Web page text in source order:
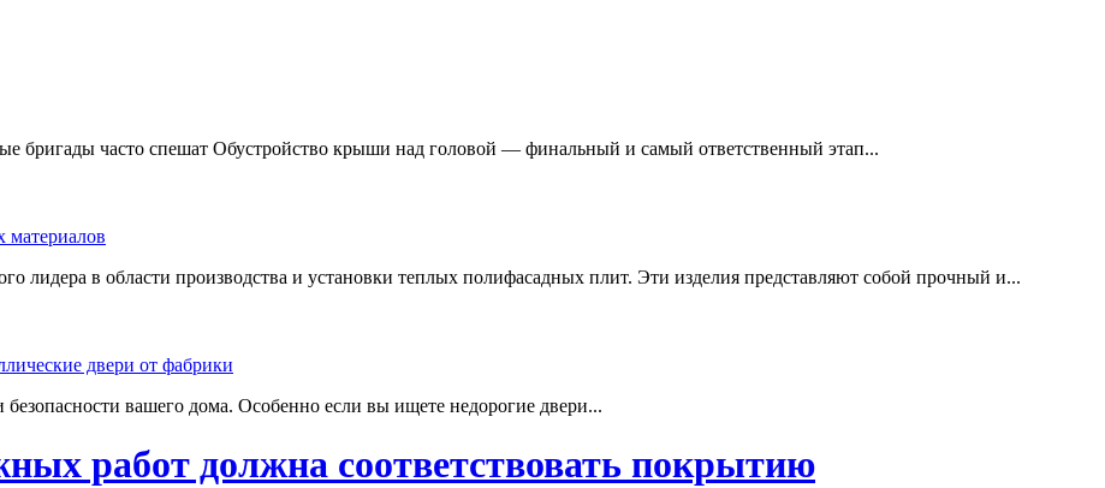
бригады часто спешат Обустройство крыши над головой — финальный и самый ответственный этап...
лидера в области производства и установки теплых полифасадных плит. Эти изделия представляют собой прочный и...
вашего дома. Особенно если вы ищете недорогие двери...
работ должна соответствовать покрытию